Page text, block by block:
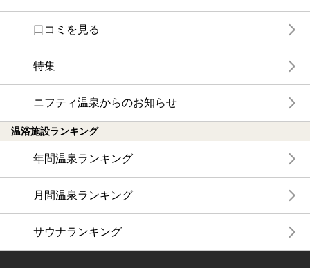
口コミを見る
特集
ニフティ温泉からのお知らせ
温浴施設ランキング
年間温泉ランキング
月間温泉ランキング
サウナランキング